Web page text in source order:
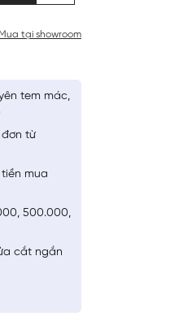
Mua tại showroom
tem mác,
đơn từ
mua
500.000,
cắt ngắn